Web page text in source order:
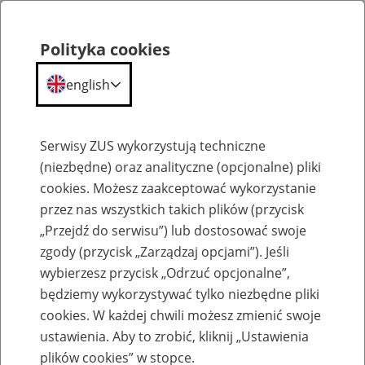
Komunikaty
Polityka cookies
english
Serwisy ZUS wykorzystują techniczne
(niezbędne) oraz analityczne (opcjonalne) pliki
cookies. Możesz zaakceptować wykorzystanie
przez nas wszystkich takich plików (przycisk
„Przejdź do serwisu”) lub dostosować swoje
zgody (przycisk „Zarządzaj opcjami”). Jeśli
wybierzesz przycisk „Odrzuć opcjonalne”,
będziemy wykorzystywać tylko niezbędne pliki
cookies. W każdej chwili możesz zmienić swoje
ustawienia. Aby to zrobić, kliknij „Ustawienia
plików cookies” w stopce.